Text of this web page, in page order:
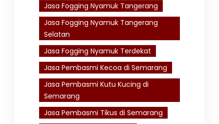
Jasa Fogging Nyamuk Tangerang
Jasa Fogging Nyamuk Tangerang
Selatan
Jasa Fogging Nyamuk Terdekat
Jasa Pembasmi Kecoa di Semarang
Jasa Pembasmi Kutu Kucing di
Semarang
Jasa Pembasmi Tikus di Semarang